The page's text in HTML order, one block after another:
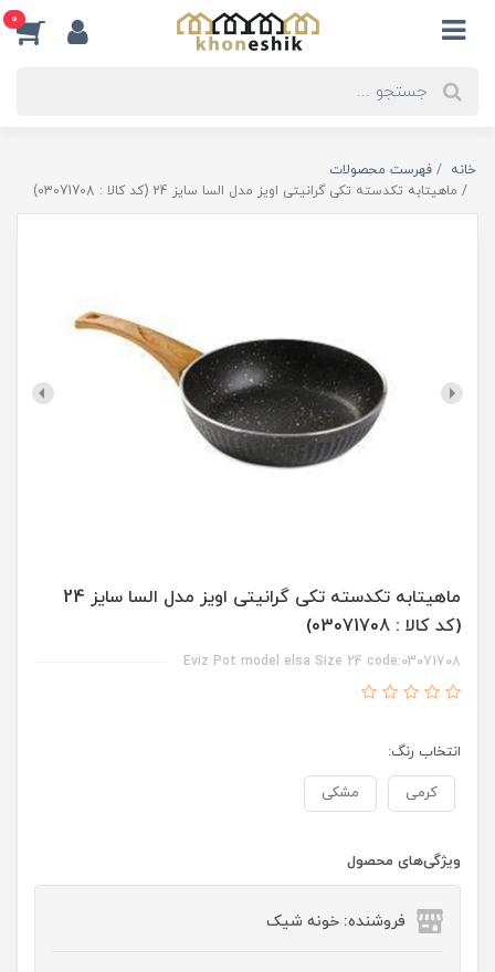
0
خانه
فهرست محصولات
ماهیتابه تکدسته تکی گرانیتی اویز مدل السا سایز 24 (کد کالا : 03071708)
ماهیتابه تکدسته تکی گرانیتی اویز مدل السا سایز 24
(کد کالا : 03071708)
Eviz Pot model elsa Size 24 code:03071708
انتخاب رنگ:
کرمی مشکی
ویژگی‌های محصول
فروشنده: خونه شیک